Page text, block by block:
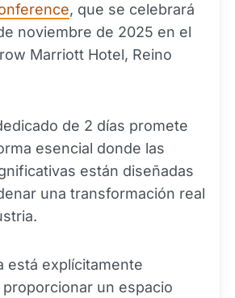
, que se celebrará
noviembre de 2025 en el
Marriott Hotel, Reino
de 2 días promete
esencial donde las
están diseñadas
una transformación real
está explícitamente
proporcionar un espacio